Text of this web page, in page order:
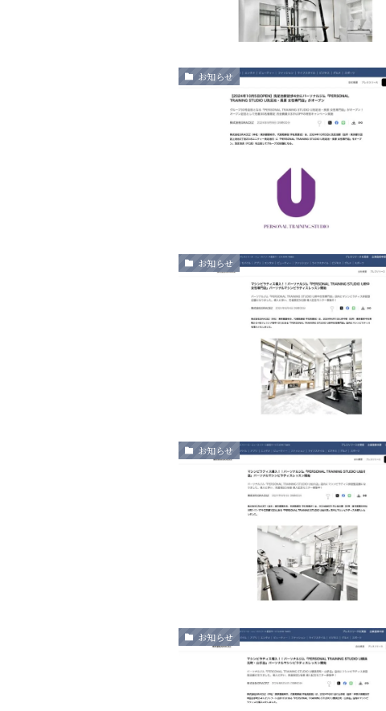
お知らせ
お知らせ
お知らせ
お知らせ